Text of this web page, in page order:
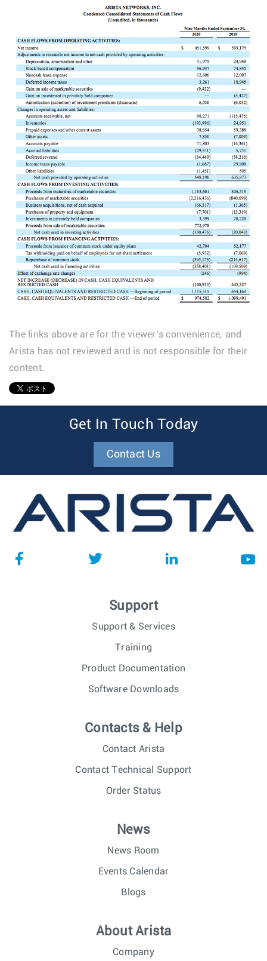
The links above are for the viewer’s convenience, and
Arista has not reviewed and is not responsible for their
content.
Get In Touch Today
Contact Us
Support
Support & Services
Training
Product Documentation
Software Downloads
Contacts & Help
Contact Arista
Contact Technical Support
Order Status
News
News Room
Events Calendar
Blogs
About Arista
Company